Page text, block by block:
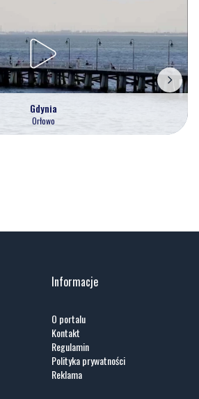
Gdynia
Orłowo
Informacje
Kontakt
Reklama